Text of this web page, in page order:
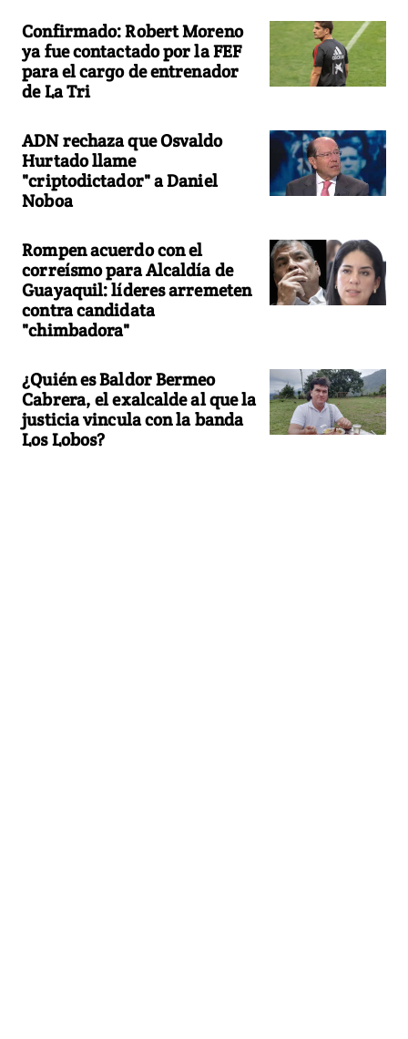
Confirmado: Robert Moreno
ya fue contactado por la FEF
para el cargo de entrenador
de La Tri
ADN rechaza que Osvaldo
Hurtado llame
"criptodictador" a Daniel
Noboa
Rompen acuerdo con el
correísmo para Alcaldía de
Guayaquil: líderes arremeten
contra candidata
"chimbadora"
¿Quién es Baldor Bermeo
Cabrera, el exalcalde al que la
justicia vincula con la banda
Los Lobos?